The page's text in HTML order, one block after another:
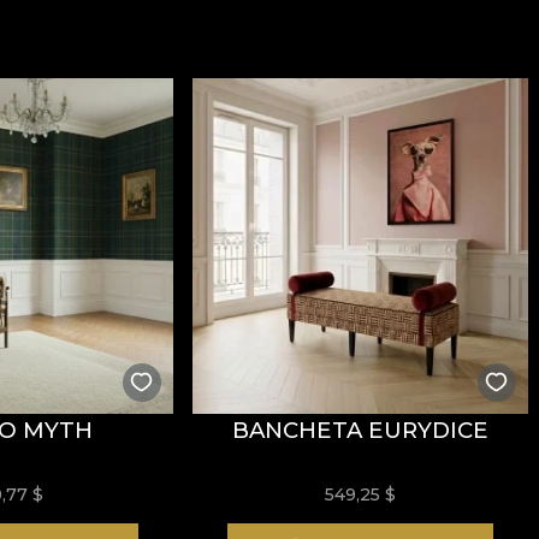
la uzură, având 60.000 rubsla testul de
la testul de inflamabilitate tip țigară.
fără înălbire, fără stoarcere prin răsucire, fără
MYTH
$
BANCHETA EURYDICE
549,25$